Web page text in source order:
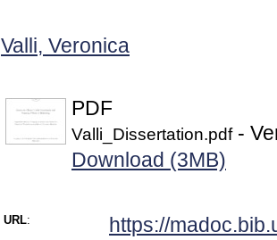
Valli, Veronica
PDF
Valli_Dissertation.pdf-
Download (3MB)
URL: https://